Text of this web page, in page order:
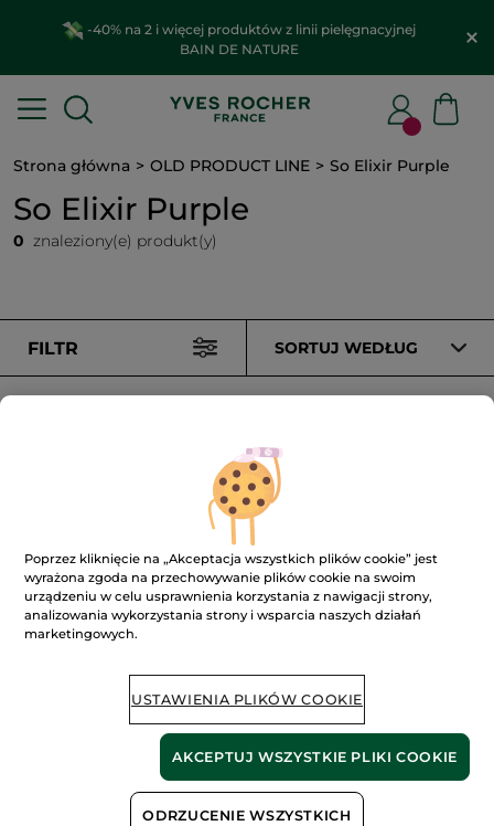
-40% na 2 i więcej produktów z linii pielęgnacyjnej
BAIN DE NATURE
Strona główna OLD PRODUCT LINE So Elixir Purple
So Elixir Purple
0 znaleziony(e) produkt(y)
FILTR SORTUJ WEDŁUG
100%ekstrakty
60 hektarów
Pokaż więcej
OLD PRODUCT LINE LES DEODORANTS NAT.
Poprzez kliknięcie na „Akceptacja wszystkich plików cookie” jest
wyrażona zgoda na przechowywanie plików cookie na swoim
urządzeniu w celu usprawnienia korzystania z nawigacji strony,
analizowania wykorzystania strony i wsparcia naszych działań
marketingowych.
USTAWIENIA PLIKÓW COOKIE
ODRZUCENIE WSZYSTKICH
AKCEPTUJ WSZYSTKIE PLIKI COOKIE